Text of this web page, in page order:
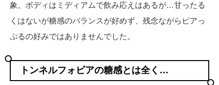
象。ボディはミディアムで飲み応えはあるが…甘ったる
くはないが糖感のバランスが好めず、残念ながらビアっ
ぷるの好みではありませんでした。
トンネルフォビアの糖感とは全く…